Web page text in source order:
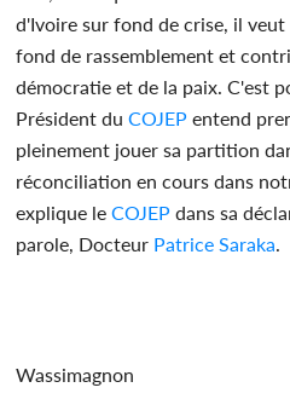
d'Ivoire sur fond de crise, il
fond de rassemblement et
démocratie et de la paix. C'est
Président duCOJEP entend
pleinement jouer sa partition
réconciliation en cours dans
explique leCOJEP dans sa
parole, Docteur Patrice Saraka
Wassimagnon